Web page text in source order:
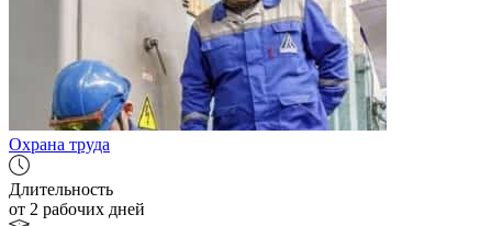
Охрана труда
Длительность
от 2 рабочих дней